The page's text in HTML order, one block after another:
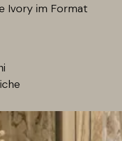
Ivory im Format